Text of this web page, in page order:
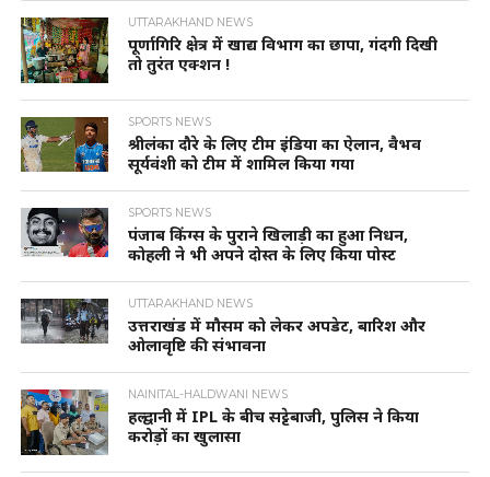
UTTARAKHAND NEWS
पूर्णागिरि क्षेत्र में खाद्य विभाग का छापा, गंदगी दिखी
तो तुरंत एक्शन !
SPORTS NEWS
श्रीलंका दौरे के लिए टीम इंडिया का ऐलान, वैभव
सूर्यवंशी को टीम में शामिल किया गया
SPORTS NEWS
पंजाब किंग्स के पुराने खिलाड़ी का हुआ निधन,
कोहली ने भी अपने दोस्त के लिए किया पोस्ट
UTTARAKHAND NEWS
उत्तराखंड में मौसम को लेकर अपडेट, बारिश और
ओलावृष्टि की संभावना
NAINITAL-HALDWANI NEWS
हल्द्वानी में IPL के बीच सट्टेबाजी, पुलिस ने किया
करोड़ों का खुलासा